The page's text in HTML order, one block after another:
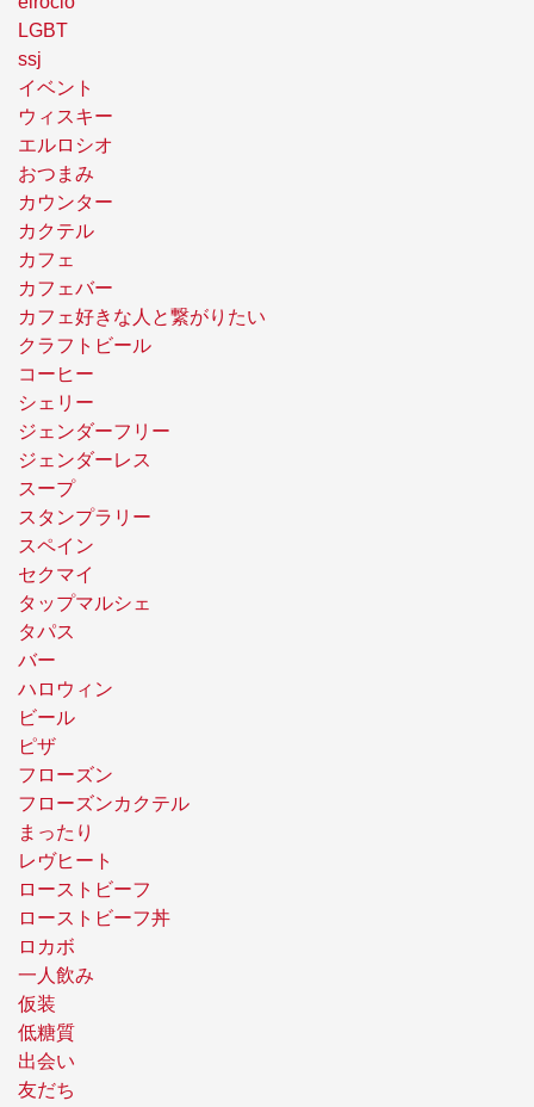
LGBT
ssj
イベント
ウィスキー
エルロシオ
おつまみ
カウンター
カクテル
カフェ
カフェバー
カフェ好きな人と繋がりたい
クラフトビール
コーヒー
シェリー
ジェンダーフリー
ジェンダーレス
スープ
スタンプラリー
スペイン
セクマイ
タップマルシェ
タパス
バー
ハロウィン
ビール
ピザ
フローズン
フローズンカクテル
まったり
レヴヒート
ローストビーフ
ローストビーフ丼
ロカボ
一人飲み
仮装
低糖質
出会い
友だち